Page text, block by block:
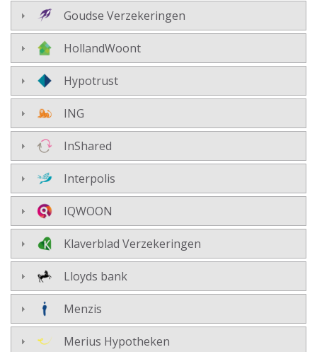
Goudse Verzekeringen
HollandWoont
Hypotrust
ING
InShared
Interpolis
IQWOON
Klaverblad Verzekeringen
Lloyds bank
Menzis
Merius Hypotheken